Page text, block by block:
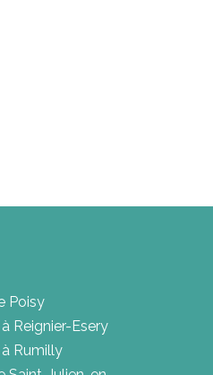
Poisy
Reignier-Esery
Rumilly